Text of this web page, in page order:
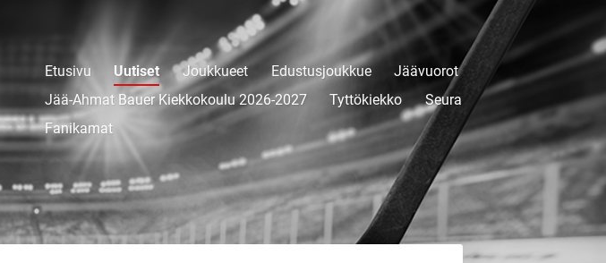
Etusivu Uutiset Joukkueet Edustusjoukkue
Jäävuorot
Jää-Ahmat Bauer Kiekkokoulu 2026-2027
Tyttökiekko
Seura
Fanikamat